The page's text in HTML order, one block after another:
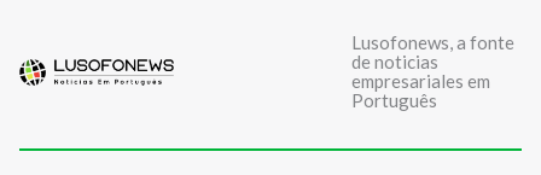
Lusofonews, a fonte
de noticias
empresariales em
Português